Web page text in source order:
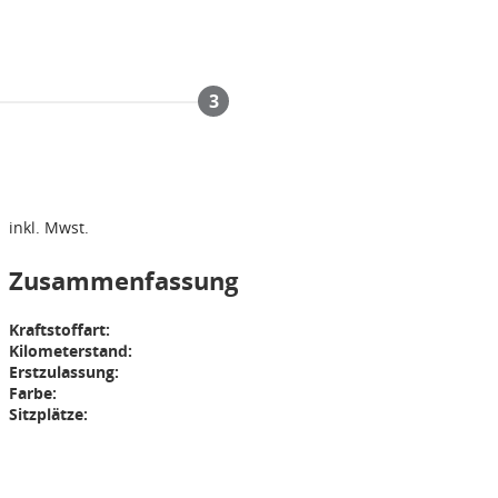
3
inkl. Mwst.
Zusammenfassung
Kraftstoffart:
Kilometerstand:
Erstzulassung:
Farbe:
Sitzplätze: